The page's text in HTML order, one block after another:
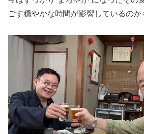
ごす穏やかな時間が影響しているのか